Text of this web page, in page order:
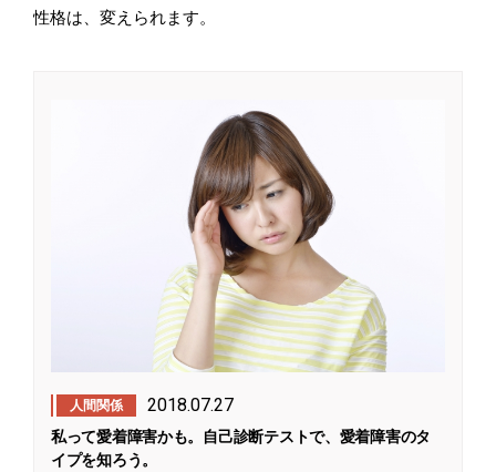
性格は、変えられます。
人間関係 2018.07.27
私って愛着障害かも。自己診断テストで、愛着障害のタ
イプを知ろう。